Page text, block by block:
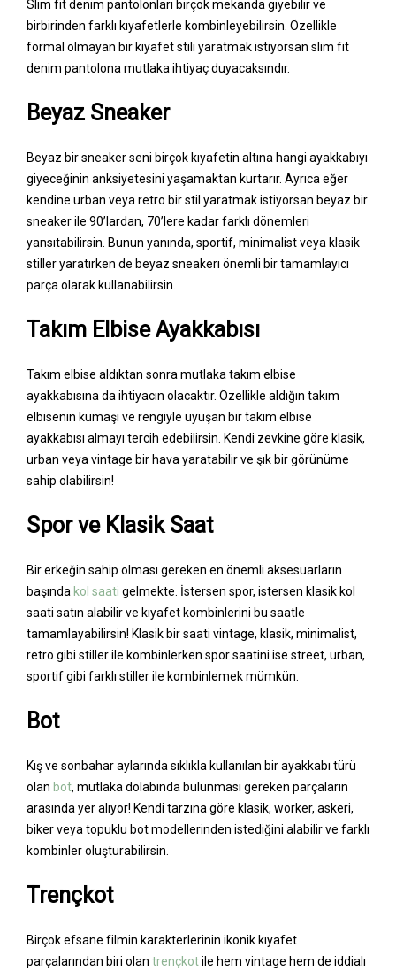
Slim fit denim pantolonları birçok mekanda giyebilir ve
birbirinden farklı kıyafetlerle kombinleyebilirsin. Özellikle
formal olmayan bir kıyafet stili yaratmak istiyorsan slim fit
denim pantolona mutlaka ihtiyaç duyacaksındır.
Beyaz Sneaker
Beyaz bir sneaker seni birçok kıyafetin altına hangi ayakkabıyı
giyeceğinin anksiyetesini yaşamaktan kurtarır. Ayrıca eğer
kendine urban veya retro bir stil yaratmak istiyorsan beyaz bir
sneaker ile 90’lardan, 70’lere kadar farklı dönemleri
yansıtabilirsin. Bunun yanında, sportif, minimalist veya klasik
stiller yaratırken de beyaz sneakerı önemli bir tamamlayıcı
parça olarak kullanabilirsin.
Takım Elbise Ayakkabısı
Takım elbise aldıktan sonra mutlaka takım elbise
ayakkabısına da ihtiyacın olacaktır. Özellikle aldığın takım
elbisenin kumaşı ve rengiyle uyuşan bir takım elbise
ayakkabısı almayı tercih edebilirsin. Kendi zevkine göre klasik,
urban veya vintage bir hava yaratabilir ve şık bir görünüme
sahip olabilirsin!
Spor ve Klasik Saat
Bir erkeğin sahip olması gereken en önemli aksesuarların
başında kol saati gelmekte. İstersen spor, istersen klasik kol
saati satın alabilir ve kıyafet kombinlerini bu saatle
tamamlayabilirsin! Klasik bir saati vintage, klasik, minimalist,
retro gibi stiller ile kombinlerken spor saatini ise street, urban,
sportif gibi farklı stiller ile kombinlemek mümkün.
Bot
Kış ve sonbahar aylarında sıklıkla kullanılan bir ayakkabı türü
olan bot, mutlaka dolabında bulunması gereken parçaların
arasında yer alıyor! Kendi tarzına göre klasik, worker, askeri,
biker veya topuklu bot modellerinden istediğini alabilir ve farklı
kombinler oluşturabilirsin.
Trençkot
Birçok efsane filmin karakterlerinin ikonik kıyafet
parçalarından biri olan trençkotile hem vintage hem de iddialı